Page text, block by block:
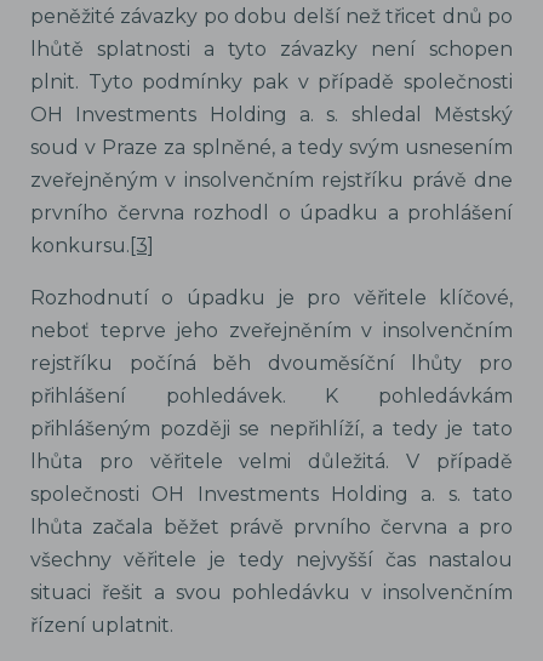
peněžité závazky po dobu delší než třicet dnů po
lhůtě splatnosti a tyto závazky není schopen
plnit. Tyto podmínky pak v případě společnosti
OH Investments Holding a. s. shledal Městský
soud v Praze za splněné, a tedy svým usnesením
zveřejněným v insolvenčním rejstříku právě dne
prvního června rozhodl o úpadku a prohlášení
konkursu. [3]
Rozhodnutí o úpadku je pro věřitele klíčové,
neboť teprve jeho zveřejněním v insolvenčním
rejstříku počíná běh dvouměsíční lhůty pro
přihlášení pohledávek. K pohledávkám
přihlášeným později se nepřihlíží, a tedy je tato
lhůta pro věřitele velmi důležitá. V případě
společnosti OH Investments Holding a. s. tato
lhůta začala běžet právě prvního června a pro
všechny věřitele je tedy nejvyšší čas nastalou
situaci řešit a svou pohledávku v insolvenčním
řízení uplatnit.